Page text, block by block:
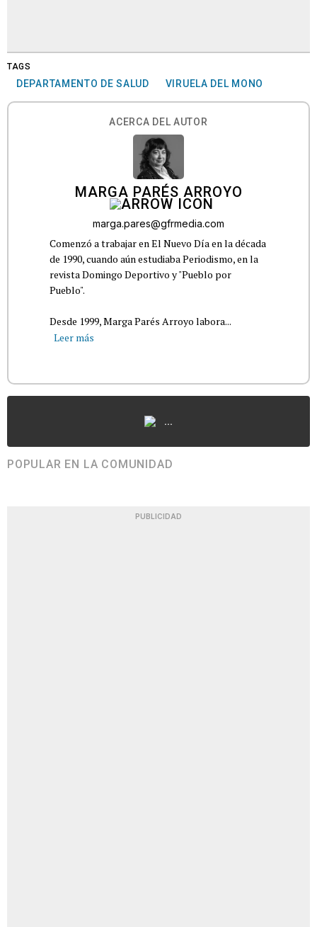
TAGS
DEPARTAMENTO DE SALUD VIRUELA DEL MONO
ACERCA DEL AUTOR
MARGA PARÉS ARROYO
marga.pares@gfrmedia.com
Comenzó a trabajar en El Nuevo Día en la década
de 1990, cuando aún estudiaba Periodismo, en la
revista Domingo Deportivo y "Pueblo por
Pueblo".
Desde 1999, Marga Parés Arroyo labora...
Leer más
...
POPULAR EN LA COMUNIDAD
PUBLICIDAD